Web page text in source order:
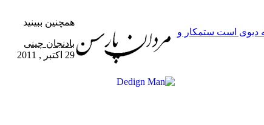
دیوی است ستمکار و
همچنین ببینید
بادنجان چینی
29 اکتبر , 2011
فیس
بوک
X
واتس
آپ
تلگرام
وایبر
دکمه
بازگشت